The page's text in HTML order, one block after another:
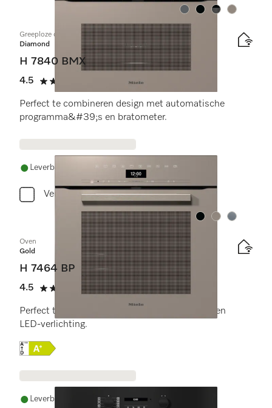
Kleur:Kleur:Kleur:Kleur:
Greeploze compacte oven met geïntegreerde magnetron
Diamond
H 7840 BMX
4.5
4.5 sterren op 5
(2 beoordelingen)
Perfect te combineren design met automatische
programma&#39;s en bratometer.
Leverbaar uit voorraad met gratis levering
Vergelijken
Kleur:Kleur:Kleur:
Oven
Gold
H 7464 BP
4.5
4.5 sterren op 5
(11 beoordelingen)
Perfect te combineren design met bratometer en
LED-verlichting.
Online Label Flag, Energielabel
Leverbaar uit voorraad met gratis levering